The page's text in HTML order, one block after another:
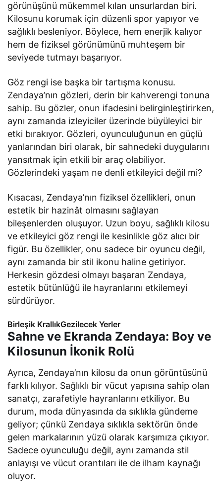
görünüşünü mükemmel kılan unsurlardan biri.
Kilosunu korumak için düzenli spor yapıyor ve
sağlıklı besleniyor. Böylece, hem enerjik kalıyor
hem de fiziksel görünümünü muhteşem bir
seviyede tutmayı başarıyor.
Göz rengi ise başka bir tartışma konusu.
Zendaya’nın gözleri, derin bir kahverengi tonuna
sahip. Bu gözler, onun ifadesini belirginleştirirken,
aynı zamanda izleyiciler üzerinde büyüleyici bir
etki bırakıyor. Gözleri, oyunculuğunun en güçlü
yanlarından biri olarak, bir sahnedeki duygularını
yansıtmak için etkili bir araç olabiliyor.
Gözlerindeki yaşam ne denli etkileyici değil mi?
Kısacası, Zendaya’nın fiziksel özellikleri, onun
estetik bir hazinât olmasını sağlayan
bileşenlerden oluşuyor. Uzun boyu, sağlıklı kilosu
ve etkileyici göz rengi ile kesinlikle göz alıcı bir
figür. Bu özellikler, onu sadece bir oyuncu değil,
aynı zamanda bir stil ikonu haline getiriyor.
Herkesin gözdesi olmayı başaran Zendaya,
estetik bütünlüğü ile hayranlarını etkilemeyi
sürdürüyor.
Birleşik KrallıkGezilecek Yerler
Sahne ve Ekranda Zendaya: Boy ve
Kilosunun İkonik Rolü
Ayrıca, Zendaya’nın kilosu da onun görüntüsünü
farklı kılıyor. Sağlıklı bir vücut yapısına sahip olan
sanatçı, zarafetiyle hayranlarını etkiliyor. Bu
durum, moda dünyasında da sıklıkla gündeme
geliyor; çünkü Zendaya sıklıkla sektörün önde
gelen markalarının yüzü olarak karşımıza çıkıyor.
Sadece oyunculuğu değil, aynı zamanda stil
anlayışı ve vücut orantıları ile de ilham kaynağı
oluyor.